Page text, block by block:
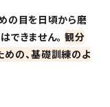
の目を日頃から磨
できません。観分
めの、基礎訓練のよ